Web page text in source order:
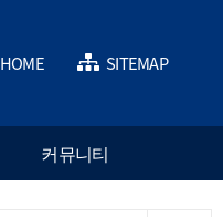
HOME SITEMAP
커뮤니티